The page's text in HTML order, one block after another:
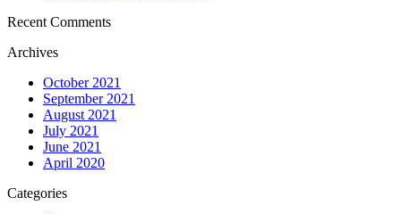
Recent Comments
Archives
October 2021
September 2021
August 2021
July 2021
June 2021
April 2020
Categories